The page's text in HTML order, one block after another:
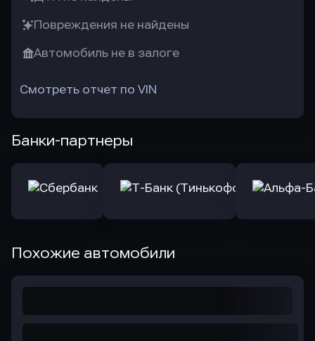
Повреждения не найдены
Автомобиль не в залоге
Смотреть отчет по VIN
Банки-партнеры
Похожие автомобили